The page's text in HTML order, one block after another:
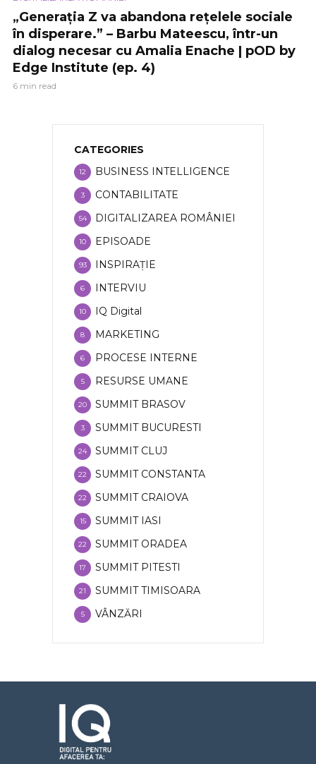
„Generația Z va abandona rețelele sociale
în disperare.” – Barbu Mateescu, într-un
dialog necesar cu Amalia Enache | pOD by
Edge Institute (ep. 4)
6 min read
CATEGORIES
BUSINESS INTELLIGENCE
12
CONTABILITATE
3
DIGITALIZAREA ROMÂNIEI
54
EPISOADE
10
INSPIRAȚIE
93
INTERVIU
6
IQ Digital
10
MARKETING
8
PROCESE INTERNE
6
RESURSE UMANE
5
SUMMIT BRASOV
20
SUMMIT BUCURESTI
3
SUMMIT CLUJ
24
SUMMIT CONSTANTA
22
SUMMIT CRAIOVA
22
SUMMIT IASI
15
SUMMIT ORADEA
22
SUMMIT PITESTI
17
SUMMIT TIMISOARA
21
VÂNZĂRI
5